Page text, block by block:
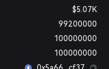
$5.07K
99200000
100000000
100000000